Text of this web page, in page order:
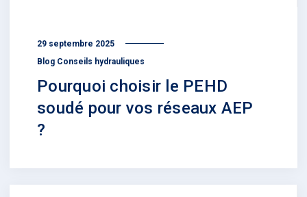
29 septembre 2025
Blog Conseils hydrauliques
Pourquoi choisir le PEHD
soudé pour vos réseaux AEP
?